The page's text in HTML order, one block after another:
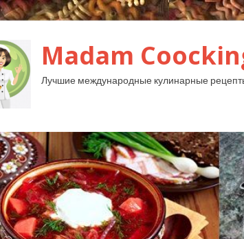
Madam
Лучшие международные кулинарные